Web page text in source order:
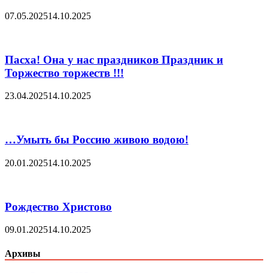
07.05.202514.10.2025
Пасха! Она у нас праздников Праздник и
Торжество торжеств !!!
23.04.202514.10.2025
…Умыть бы Россию живою водою!
20.01.202514.10.2025
Рождество Христово
09.01.202514.10.2025
Архивы